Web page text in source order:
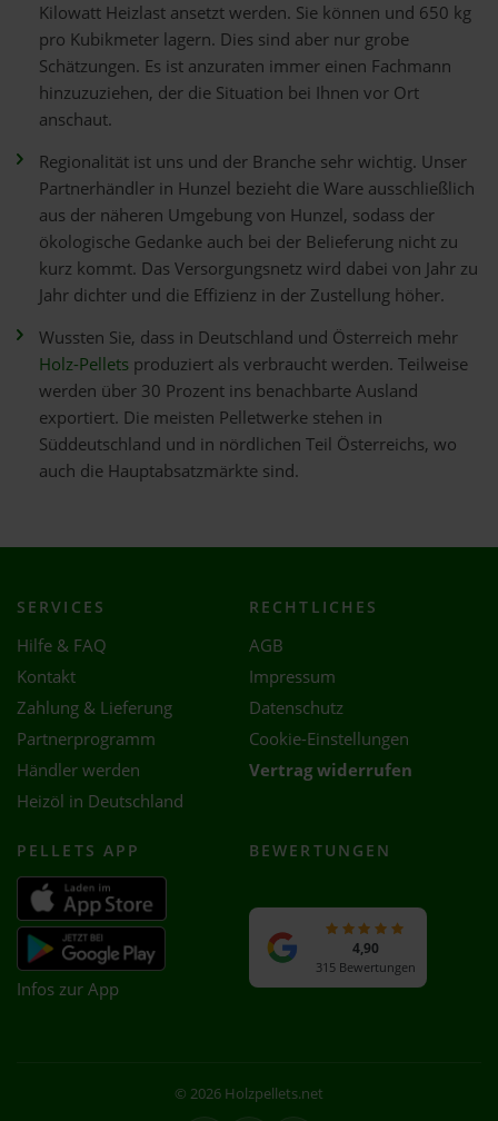
Kilowatt Heizlast ansetzt werden. Sie können und 650 kg
pro Kubikmeter lagern. Dies sind aber nur grobe
Schätzungen. Es ist anzuraten immer einen Fachmann
hinzuzuziehen, der die Situation bei Ihnen vor Ort
anschaut.
Regionalität ist uns und der Branche sehr wichtig. Unser
Partnerhändler in Hunzel bezieht die Ware ausschließlich
aus der näheren Umgebung von Hunzel, sodass der
ökologische Gedanke auch bei der Belieferung nicht zu
kurz kommt. Das Versorgungsnetz wird dabei von Jahr zu
Jahr dichter und die Effizienz in der Zustellung höher.
Wussten Sie, dass in Deutschland und Österreich mehr
Holz-Pellets produziert als verbraucht werden. Teilweise
werden über 30 Prozent ins benachbarte Ausland
exportiert. Die meisten Pelletwerke stehen in
Süddeutschland und in nördlichen Teil Österreichs, wo
auch die Hauptabsatzmärkte sind.
SERVICES
Hilfe & FAQ
Kontakt
Zahlung & Lieferung
Partnerprogramm
Händler werden
Heizöl in Deutschland
RECHTLICHES
AGB
Impressum
Datenschutz
Cookie-Einstellungen
Vertrag widerrufen
PELLETS APP
Infos zur App
BEWERTUNGEN
4,90
315 Bewertungen
© 2026 Holzpellets.net